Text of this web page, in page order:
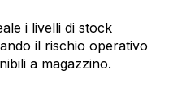
i livelli di stock
il rischio operativo
a magazzino.